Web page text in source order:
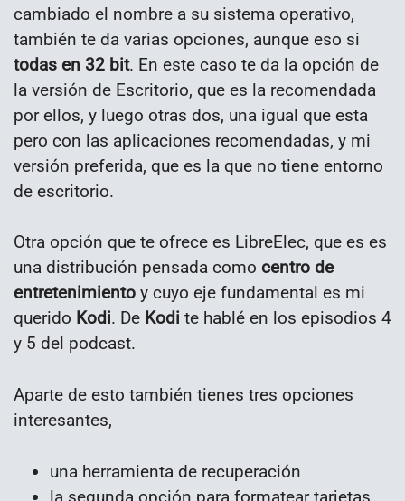
cambiado el nombre a su sistema operativo,
también te da varias opciones, aunque eso si
todas en 32 bit. En este caso te da la opción de
la versión de Escritorio, que es la recomendada
por ellos, y luego otras dos, una igual que esta
pero con las aplicaciones recomendadas, y mi
versión preferida, que es la que no tiene entorno
de escritorio.
Otra opción que te ofrece es LibreElec, que es es
una distribución pensada como centro de
entretenimiento y cuyo eje fundamental es mi
querido Kodi. De Kodi te hablé en los episodios 4
y 5 del podcast.
Aparte de esto también tienes tres opciones
interesantes,
una herramienta de recuperación